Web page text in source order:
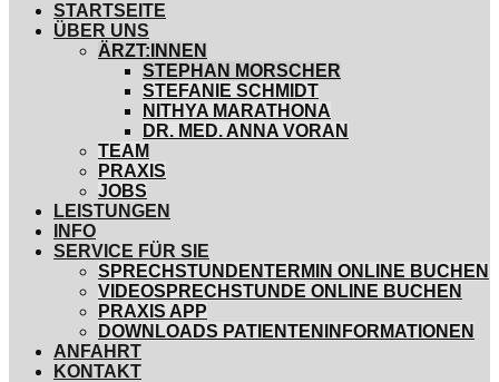
STARTSEITE
ÜBER UNS
ÄRZT:INNEN
STEPHAN MORSCHER
STEFANIE SCHMIDT
NITHYA MARATHONA
DR. MED. ANNA VORAN
TEAM
PRAXIS
JOBS
LEISTUNGEN
INFO
SERVICE FÜR SIE
SPRECHSTUNDENTERMIN ONLINE BUCHEN
VIDEOSPRECHSTUNDE ONLINE BUCHEN
PRAXIS APP
DOWNLOADS PATIENTENINFORMATIONEN
ANFAHRT
KONTAKT